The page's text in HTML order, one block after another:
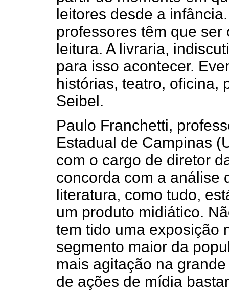
leitores desde a
professores têm que
leitura. A livraria,
para isso acontecer.
histórias, teatro, oficina,
Seibel.
Paulo Franchetti,
Estadual de Campinas
com o cargo de diretor
concorda com a análise
literatura, como tudo,
um produto midiático.
tem tido uma exposição
segmento maior da
mais agitação na
de ações de mídia